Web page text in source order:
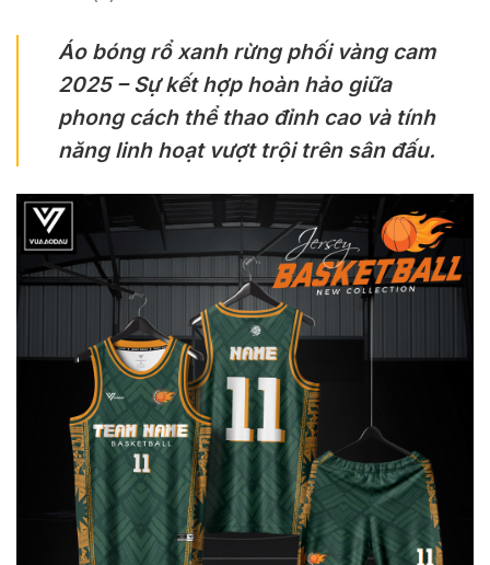
Áo bóng rổ xanh rừng phối vàng cam
2025 – Sự kết hợp hoàn hảo giữa
phong cách thể thao đỉnh cao và tính
năng linh hoạt vượt trội trên sân đấu.